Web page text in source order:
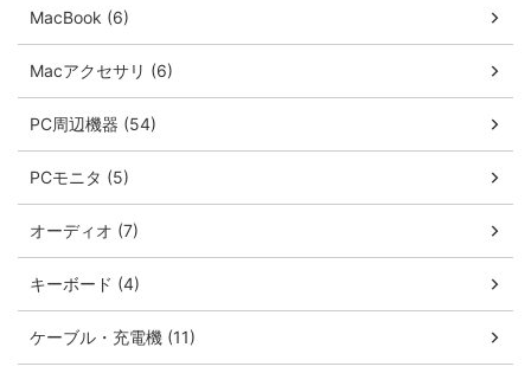
MacBook (6)
Macアクセサリ (6)
PC周辺機器 (54)
PCモニタ (5)
オーディオ (7)
キーボード (4)
ケーブル・充電機 (11)